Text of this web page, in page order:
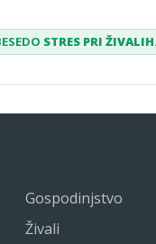
STRES PRI ŽIVALIH.
Gospodinjstvo
Živali